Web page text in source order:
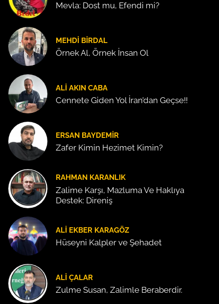
Mevla: Dost mu, Efendi mi?
MEHDI BIRDAL
Örnek Al, Örnek İnsan Ol
ALI AKIN CABA
Cennete Giden Yol İran’dan Geçse!!
ERSAN BAYDEMIR
Zafer Kimin Hezimet Kimin?
RAHMAN KARANLIK
Zalime Karşı, Mazluma Ve Haklıya
Destek: Direniş
ALI EKBER KARAGÖZ
Hüseyni Kalpler ve Şehadet
ALI ÇALAR
Zulme Susan, Zalimle Beraberdir.